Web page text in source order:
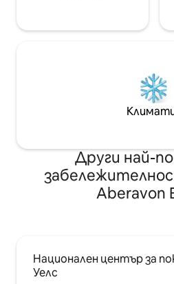
Други най-
Aberavon
Национален център за
Уелс